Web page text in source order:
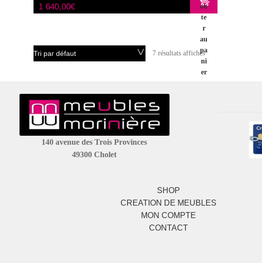
ou
te
r
au
pa
ni
er
1 640,00€
7 résultats affichés
140 avenue des Trois Provinces
49300 Cholet
SHOP
CREATION DE MEUBLES
MON COMPTE
CONTACT